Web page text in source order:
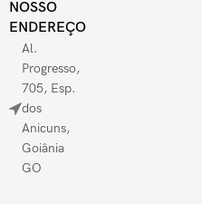
NOSSO
ENDEREÇO
Al.
Progresso,
705, Esp.
dos
Anicuns,
Goiânia
GO